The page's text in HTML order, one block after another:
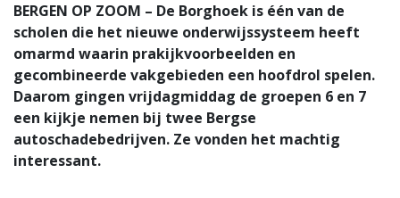
BERGEN OP ZOOM – De Borghoek is één van de
scholen die het nieuwe onderwijssysteem heeft
omarmd waarin prakijkvoorbeelden en
gecombineerde vakgebieden een hoofdrol spelen.
Daarom gingen vrijdagmiddag de groepen 6 en 7
een kijkje nemen bij twee Bergse
autoschadebedrijven. Ze vonden het machtig
interessant.